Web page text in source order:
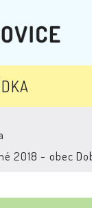
2018 - obec